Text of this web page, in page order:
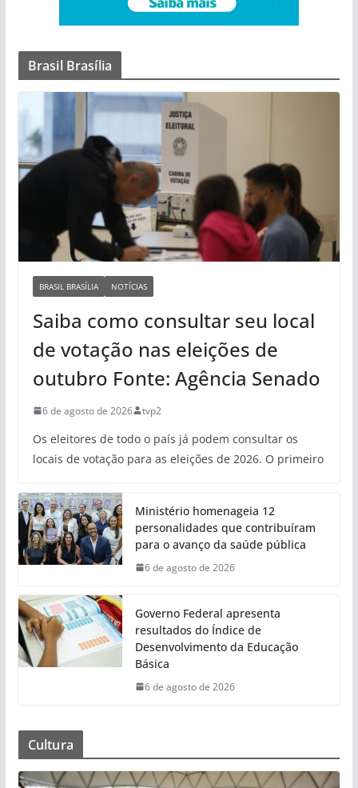
Brasil Brasília
BRASIL BRASÍLIA NOTÍCIAS
Saiba como consultar seu local
de votação nas eleições de
outubro Fonte: Agência Senado
6 de agosto de 2026 tvp2
Os eleitores de todo o país já podem consultar os
locais de votação para as eleições de 2026. O primeiro
Ministério homenageia 12
personalidades que contribuíram
para o avanço da saúde pública
6 de agosto de 2026
Governo Federal apresenta
resultados do Índice de
Desenvolvimento da Educação
Básica
6 de agosto de 2026
Cultura